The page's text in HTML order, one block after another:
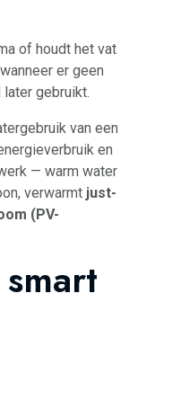
of houdt het vat
er geen
gebruikt.
van een
en
— warm water
verwarmt just-
(PV-